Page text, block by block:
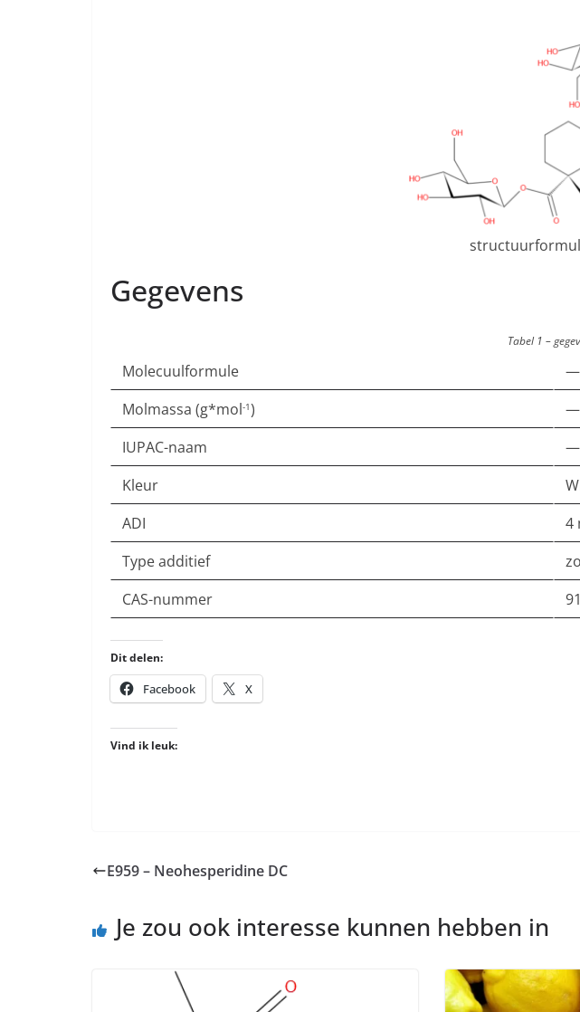
Gegevens
Tabel 1 –
Molecuulformule
—
Molmassa (g*mol-1)
—
IUPAC-naam
—
Kleur
ADI
4
Type additief
CAS-nummer
Dit delen:
Facebook X
Vind ik leuk:
E959 – Neohesperidine DC
Je zou ook interesse kunnen hebben in